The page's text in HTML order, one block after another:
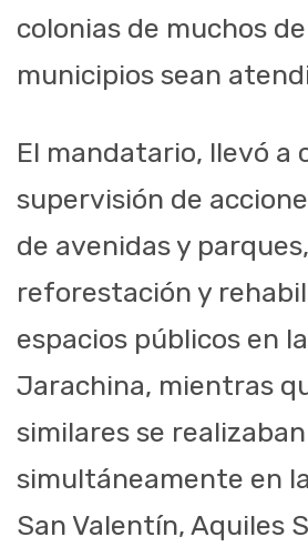
colonias de muchos
municipios sean
El mandatario, llevó a
supervisión de
de avenidas y parques,
reforestación y
espacios públicos en
Jarachina, mientras
similares se realizaban
simultáneamente en
San Valentín, Aquiles